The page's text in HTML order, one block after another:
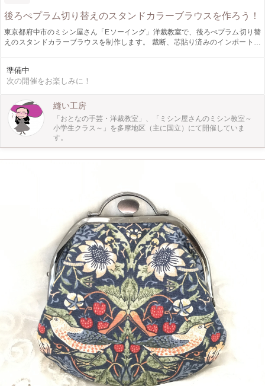
後ろぺプラム切り替えのスタンドカラーブラウスを作ろう！
東京都府中市のミシン屋さん「Eソーイング」洋裁教室で、後ろぺプラム切り替
えのスタンドカラーブラウスを制作します。 裁断、芯貼り済みのインポートコ
準備中
次の開催をお楽しみに！
縫い工房
「おとなの手芸・洋裁教室」、「ミシン屋さんのミシン教室～
小学生クラス～」を多摩地区（主に国立）にて開催していま
す。